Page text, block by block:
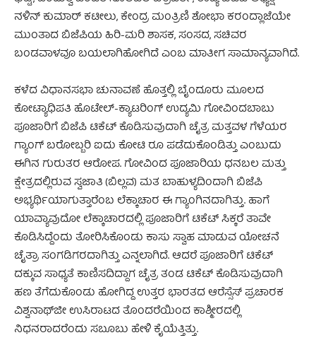
ನಳಿನ್ ಕುಮಾರ್ ಕಟೀಲು, ಕೇಂದ್ರ ಮಂತ್ರಿಣಿ ಶೋಭಾ ಕರಂದ್ಲಾಜೆಯೇ
ಮುಂತಾದ ಬಿಜೆಪಿಯ ಹಿರಿ-ಮರಿ ಶಾಸಕ, ಸಂಸದ, ಸಚಿವರ
ಬಂಡವಾಳವೂ ಬಯಲಾಗಿಹೋಗಿದೆ ಎಂಬ ಮಾತೀಗ ಸಾಮಾನ್ಯವಾಗಿದೆ.
ಕಳೆದ ವಿಧಾನಸಭಾ ಚುನಾವಣೆ ಹೊತ್ತಲ್ಲಿ ಬೈಂದೂರು ಮೂಲದ
ಕೋಟ್ಯಾಧಿಪತಿ ಹೊಟೇಲ್-ಕ್ಯಾಟರಿಂಗ್ ಉದ್ಯಮಿ ಗೋವಿಂದಬಾಬು
ಪೂಜಾರಿಗೆ ಬಿಜೆಪಿ ಟಿಕೆಟ್ ಕೊಡಿಸುವುದಾಗಿ ಚೈತ್ರ ಮತ್ತವಳ ಗೆಳೆಯರ
ಗ್ಯಾಂಗ್ ಬರೋಬ್ಬರಿ ಐದು ಕೋಟಿ ರೂ ಪಡೆದುಕೊಂಡಿತ್ತು ಎಂಬುದು
ಈಗಿನ ಗುರುತರ ಆರೋಪ. ಗೋವಿಂದ ಪೂಜಾರಿಯ ಧನಬಲ ಮತ್ತು
ಕ್ಷೇತ್ರದಲ್ಲಿರುವ ಸ್ವಜಾತಿ (ಬಿಲ್ಲವ) ಮತ ಬಾಹುಳ್ಯದಿಂದಾಗಿ ಬಿಜೆಪಿ
ಅಭ್ಯರ್ಥಿಯಾಗುತ್ತಾರೆಂಬ ಲೆಕ್ಕಾಚಾರ ಈ ಗ್ಯಾಂಗಿನದಾಗಿತ್ತು. ಹಾಗೆ
ಯಾವ್ಯಾವುದೋ ಲೆಕ್ಕಾಚಾರದಲ್ಲಿ ಪೂಜಾರಿಗೆ ಟಿಕೆಟ್ ಸಿಕ್ಕರೆ ತಾವೇ
ಕೊಡಿಸಿದ್ದೆಂದು ತೋರಿಸಿಕೊಂಡು ಕಾಸು ಸ್ವಾಹ ಮಾಡುವ ಯೋಚನೆ
ಚೈತ್ರಾ ಸಂಗಡಿಗರದಾಗಿತ್ತು ಎನ್ನಲಾಗಿದೆ. ಆದರೆ ಪೂಜಾರಿಗೆ ಟಿಕೆಟ್
ದಕ್ಕುವ ಸಾಧ್ಯತೆ ಕಾಣಿಸದಿದ್ದಾಗ ಚೈತ್ರ ತಂಡ ಟಿಕೆಟ್ ಕೊಡಿಸುವುದಾಗಿ
ಹಣ ತೆಗೆದುಕೊಂಡು ಹೋಗಿದ್ದ ಉತ್ತರ ಭಾರತದ ಆರೆಸ್ಸೆಸ್ ಪ್ರಚಾರಕ
ವಿಶ್ವನಾಥ್‌ಜೀ ಉಸಿರಾಟದ ತೊಂದರೆಯಿಂದ ಕಾಶ್ಮೀರದಲ್ಲಿ
ನಿಧನರಾದರೆಂದು ಸಬೂಬು ಹೇಳಿ ಕೈಯೆತ್ತಿತ್ತು.